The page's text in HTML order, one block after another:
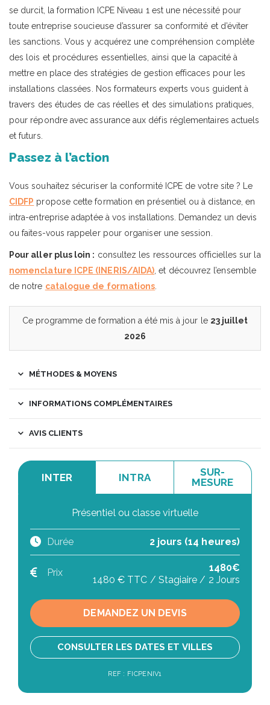
se durcit, la formation ICPE Niveau 1 est une nécessité pour
toute entreprise soucieuse d’assurer sa conformité et d’éviter
les sanctions. Vous y acquérez une compréhension complète
des lois et procédures essentielles, ainsi que la capacité à
mettre en place des stratégies de gestion efficaces pour les
installations classées. Nos formateurs experts vous guident à
travers des études de cas réelles et des simulations pratiques,
pour répondre avec assurance aux défis réglementaires actuels
et futurs.
Passez à l’action
Vous souhaitez sécuriser la conformité ICPE de votre site ? Le
CIDFP propose cette formation en présentiel ou à distance, en
intra-entreprise adaptée à vos installations. Demandez un devis
ou faites-vous rappeler pour organiser une session.
Pour aller plus loin : consultez les ressources officielles sur la
nomenclature ICPE (INERIS/AIDA), et découvrez l’ensemble
de notre catalogue de formations.
Ce programme de formation a été mis à jour le 23 juillet
2026
MÉTHODES & MOYENS
INFORMATIONS COMPLÉMENTAIRES
AVIS CLIENTS
INTER INTRA
SUR-
MESURE
Présentiel ou classe virtuelle
Durée 2 jours (14 heures)
Prix
1480€
1480 € TTC / Stagiaire / 2 Jours
DEMANDEZ UN DEVIS
CONSULTER LES DATES ET VILLES
REF : FICPENIV1